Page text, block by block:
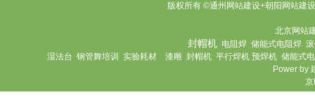
版权所有 ©通州网站建设+朝阳网站建
北京网站
封帽机 电阻焊 储能式电阻焊
湿法台 钢管舞培训 实验耗材 漆雕 封帽机 平行焊机 预焊机 储能式
Power by